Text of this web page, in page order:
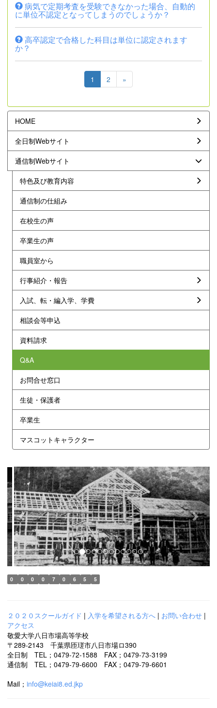
病気で定期考査を受験できなかった場合、自動的
に単位不認定となってしまうのでしょうか？
高卒認定で合格した科目は単位に認定されます
か？
1 2 »
HOME
全日制Webサイト
通信制Webサイト
特色及び教育内容
通信制の仕組み
在校生の声
卒業生の声
職員室から
行事紹介・報告
入試、転・編入学、学費
相談会等申込
資料請求
Q&A
お問合せ窓口
生徒・保護者
卒業生
マスコットキャラクター
p
r
e
v
i
o
u
s
n
e
x
t
0 0 0 0 7 0 6 5 5
２０２０スクールガイド | 入学を希望される方へ | お問い合わせ |
アクセス
敬愛大学八日市場高等学校
〒289-2143 千葉県匝瑳市八日市場ロ390
全日制 TEL；0479-72-1588 FAX；0479-73-3199
通信制 TEL；0479-79-6600 FAX；0479-79-6601
Mail； info@keiai8.ed.jkp